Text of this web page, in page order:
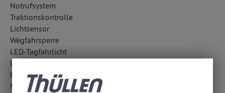
Notrufsystem
Traktionskontrolle
Lichtsensor
Wegfahrsperre
LED-Tagfahrlicht
LED-Nebelscheinwerfer
Reifendruckverlust-Warnung
Notbremsassistent